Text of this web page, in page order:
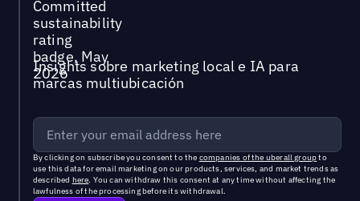
Insights sobre marketing local e IA para
marcas multiubicación
By clicking on subscribe you consent to the companies of the uberall groupto
use this data for email marketing on our products, services, and market trends as
described here. You can withdraw this consent at any time without affecting the
lawfulness of the processing before its withdrawal.